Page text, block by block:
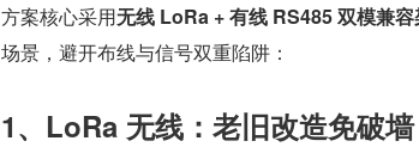
方案核心采用无线 LoRa + 有线 RS485 双模兼
场景，避开布线与信号双重陷阱：
1、LoRa 无线：老旧改造免破